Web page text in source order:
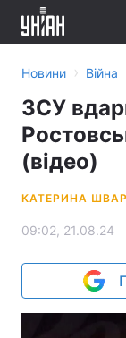
Новини › Війна
ЗСУ
(відео)
КАТЕРИНА
09:02, 21.08.24